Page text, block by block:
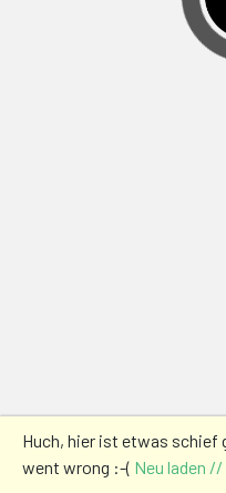
Huch, hier ist etwas schief
went wrong :-( Neu laden //